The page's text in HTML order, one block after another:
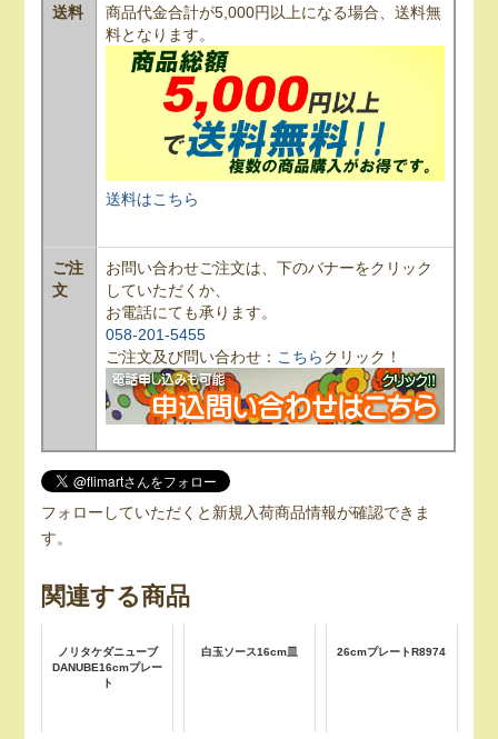
送料
商品代金合計が5,000円以上になる場合、送料無
料となります。
送料はこちら
ご注
文
お問い合わせご注文は、下のバナーをクリック
していただくか、
お電話にても承ります。
058-201-5455
ご注文及び問い合わせ： こちらクリック！
フォローしていただくと新規入荷商品情報が確認できま
す。
関連する商品
ノリタケダニューブ
DANUBE16cmプレー
ト
白玉ソース16cm皿 26cmプレートR8974